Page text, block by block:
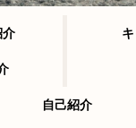
介
自己紹介